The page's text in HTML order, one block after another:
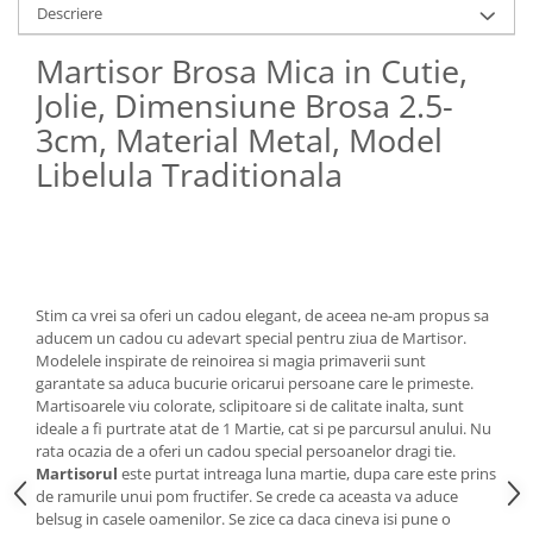
Granulatoare
Mori pentru fructe si legume
Mori pentru furaje
Mori pentru furaje si resturi
vegetale
Motoare granulatoare
Consumabile si acesorii tocatoare
Tocatoare crengi
Motocoase, Trimmere si Masini de
tuns gazon
Motocositori cu motoare 2T
Trimmere electrice
Masini de tuns gazon pe benzina
Descriere
Martisor Brosa Mica in Cutie,
Jolie, Dimensiune Brosa 2.5-
3cm, Material Metal, Model
Libelula Traditionala
Stim ca vrei sa oferi un cadou elegant, de aceea ne-am propus sa
aducem un cadou cu adevart special pentru ziua de Martisor.
Modelele inspirate de reinoirea si magia primaverii sunt
garantate sa aduca bucurie oricarui persoane care le primeste.
Martisoarele viu colorate, sclipitoare si de calitate inalta, sunt
ideale a fi purtrate atat de 1 Martie, cat si pe parcursul anului. Nu
rata ocazia de a oferi un cadou special persoanelor dragi tie.
Martisorul este purtat intreaga luna martie, dupa care este prins
de ramurile unui pom fructifer. Se crede ca aceasta va aduce
belsug in casele oamenilor. Se zice ca daca cineva isi pune o